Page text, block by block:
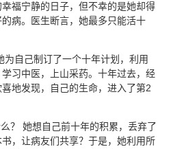
福宁静的日子，但不幸的是她却得
病。医生断言，她最多只能活十
为自己制订了一个十年计划，利用
习中医，上山采药。十年过去，经
地发现，自己的生命，进入了第2
？ 她想自己前十年的积累，丢弃了
，让病友们共享？于是，她利用所